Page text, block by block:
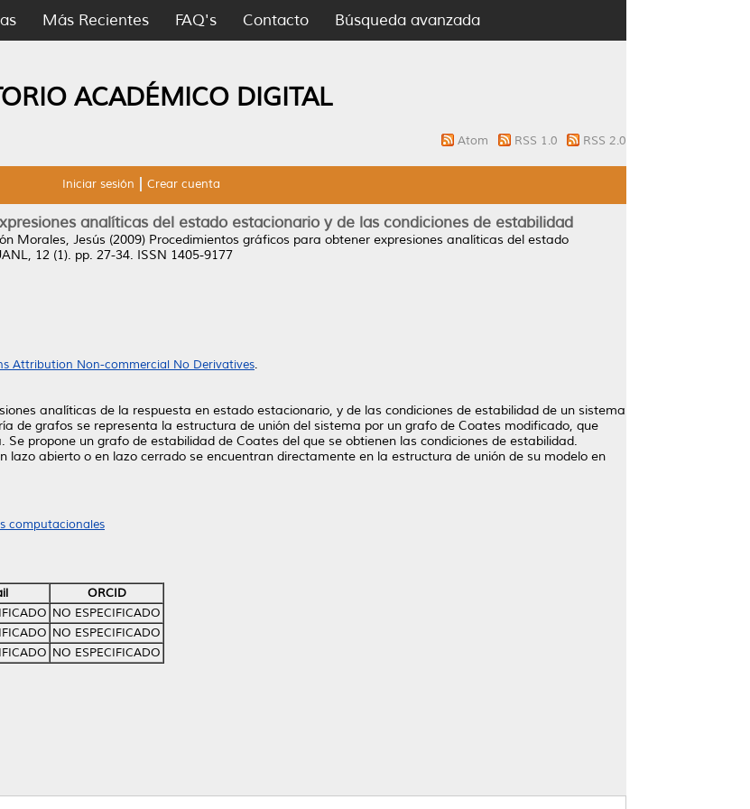
Más Recientes FAQ's Contacto Búsqueda avanzada
ACADÉMICO DIGITAL
Atom RSS 1.0 RSS 2.0
Iniciar sesión Crear cuenta
analíticas del estado estacionario y de las condiciones de estabilidad
Morales, Jesús (2009) Procedimientos gráficos para obtener expresiones analíticas del estado
12 (1). pp. 27-34. ISSN 1405-9177
Attribution Non-commercial No Derivatives.
analíticas de la respuesta en estado estacionario, y de las condiciones de estabilidad de un sistema
de grafos se representa la estructura de unión del sistema por un grafo de Coates modificado, que
propone un grafo de estabilidad de Coates del que se obtienen las condiciones de estabilidad.
abierto o en lazo cerrado se encuentran directamente en la estructura de unión de su modelo en
computacionales
ORCID
NO ESPECIFICADO
NO ESPECIFICADO
NO ESPECIFICADO